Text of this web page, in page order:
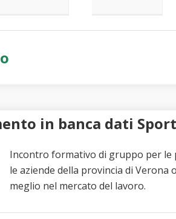
in banca dati
Incontro formativo di gruppo per le
le aziende della provincia di Verona
meglio nel mercato del lavoro.